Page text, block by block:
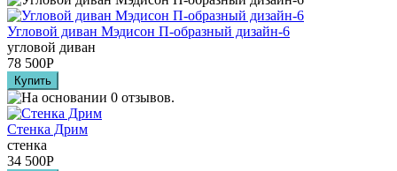
Угловой диван Мэдисон П-образный дизайн-6
угловой диван
78 500Р
Стенка Дрим
стенка
34 500Р